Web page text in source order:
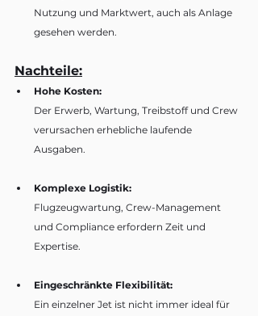
Nutzung und Marktwert, auch als Anlage
gesehen werden.
Nachteile:
Hohe Kosten:
Der Erwerb, Wartung, Treibstoff und Crew
verursachen erhebliche laufende
Ausgaben.
Komplexe Logistik:
Flugzeugwartung, Crew-Management
und Compliance erfordern Zeit und
Expertise.
Eingeschränkte Flexibilität:
Ein einzelner Jet ist nicht immer ideal für